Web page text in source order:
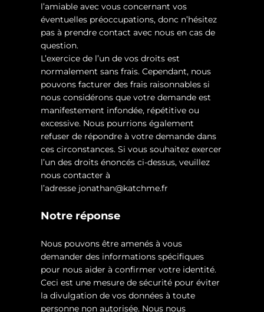
l’amiable avec vous concernant vos
éventuelles préoccupations, donc n’hésitez
pas à prendre contact avec nous en cas de
question.
L’exercice de l’un de vos droits est
normalement sans frais. Cependant, nous
pouvons facturer des frais raisonnables si
nous considérons que votre demande est
manifestement infondée, répétitive ou
excessive. Nous pourrions également
refuser de répondre à votre demande dans
ces circonstances. Si vous souhaitez exercer
l’un des droits énoncés ci-dessus, veuillez
nous contacter à
l’adresse jonathan@katchme.fr
Notre réponse
Nous pouvons être amenés à vous
demander des informations spécifiques
pour nous aider à confirmer votre identité.
Ceci est une mesure de sécurité pour éviter
la divulgation de vos données à toute
personne non autorisée. Nous nous